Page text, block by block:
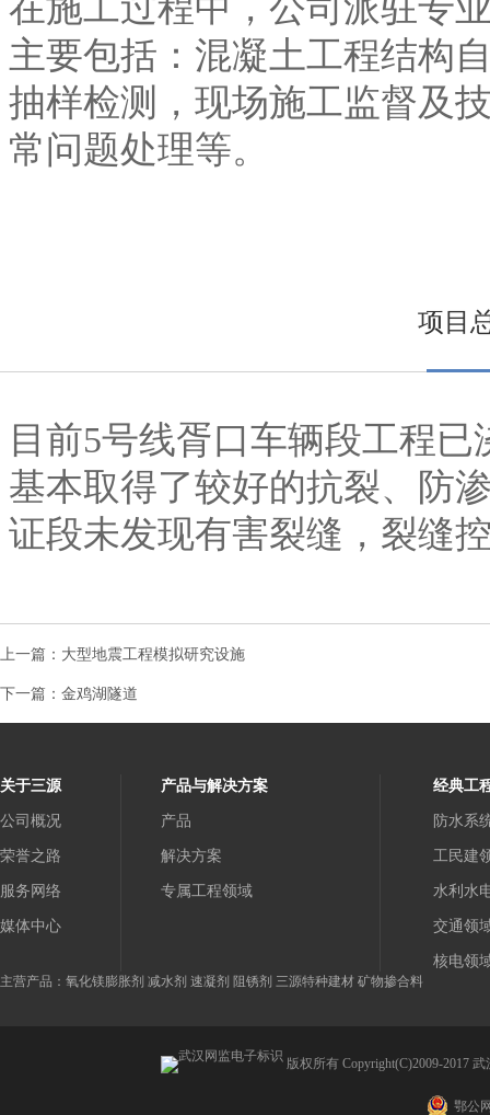
在施工过程中，公司派驻专
主要包括：混凝土工程结构
抽样检测，现场施工监督及
常问题处理等。
项目
目前5号线胥口车辆段工程
基本取得了较好的抗裂、防
证段未发现有害裂缝，裂缝
上一篇： 大型地震工程模拟研究设施
下一篇： 金鸡湖隧道
关于三源
公司概况
荣誉之路
服务网络
媒体中心
产品与解决方案
产品
解决方案
专属工程领域
经典工
防水系
工民建
水利水
交通领
核电领
主营产品：氧化镁膨胀剂 减水剂 速凝剂 阻锈剂 三源特种建材 矿物掺合料
版权所有 Copyright(C)2009-
鄂公